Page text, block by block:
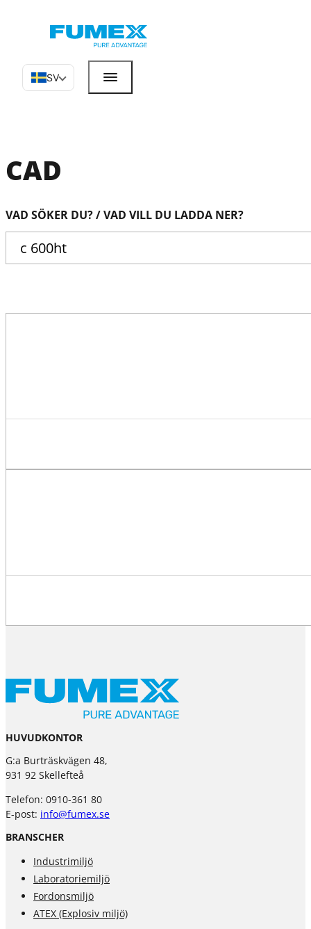
SV
CAD
VAD SÖKER DU? / VAD VILL DU LADDA NER?
HUVUDKONTOR
G:a Burträskvägen 48,
931 92 Skellefteå
Telefon: 0910-361 80
E-post: info@fumex.se
BRANSCHER
Industrimiljö
Laboratoriemiljö
Fordonsmiljö
ATEX (Explosiv miljö)